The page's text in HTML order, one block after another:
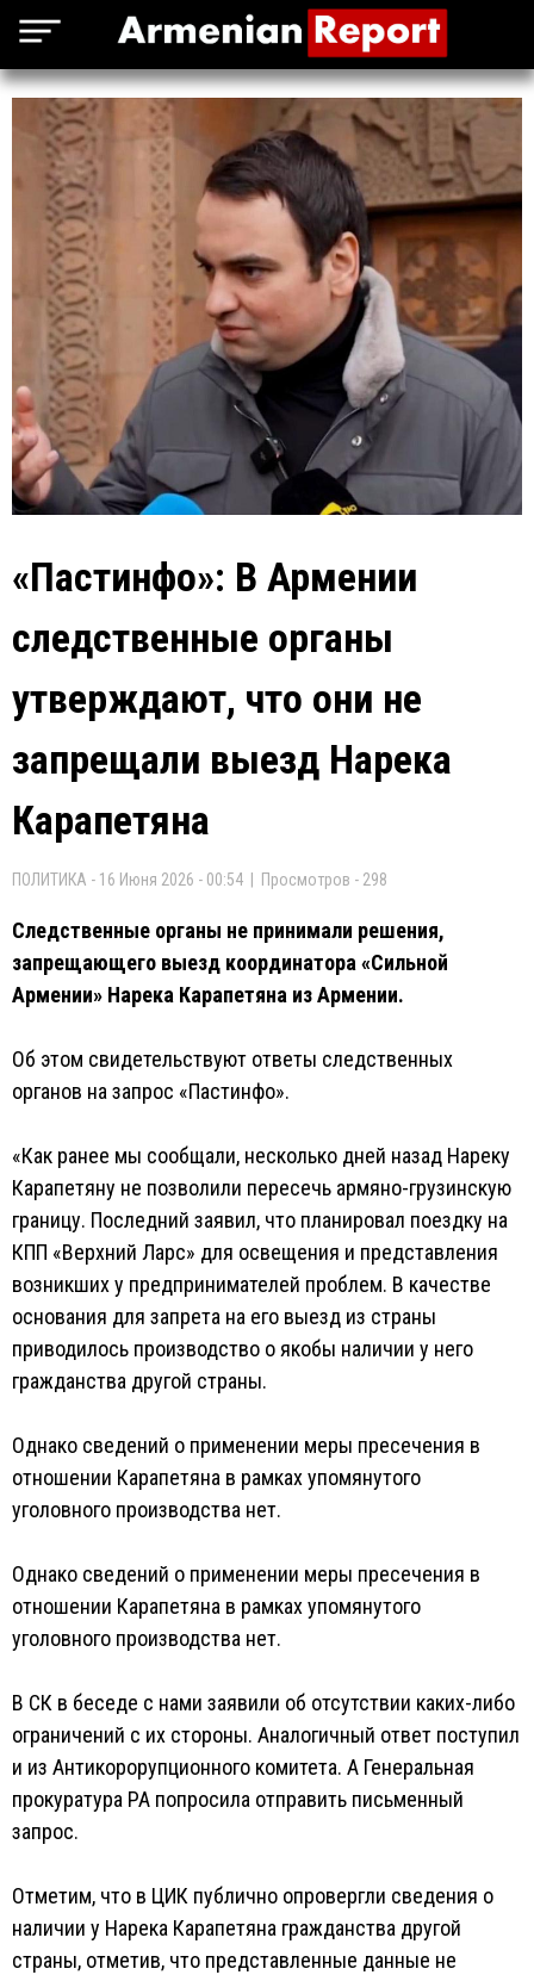
«Пастинфо»: В Армении
следственные органы
утверждают, что они не
запрещали выезд Нарека
Карапетяна
ПОЛИТИКА - 16 Июня 2026 - 00:54 | Просмотров - 298
Следственные органы не принимали решения,
запрещающего выезд координатора «Сильной
Армении» Нарека Карапетяна из Армении.
Об этом свидетельствуют ответы следственных
органов на запрос «Пастинфо».
«Как ранее мы сообщали, несколько дней назад Нареку
Карапетяну не позволили пересечь армяно-грузинскую
границу. Последний заявил, что планировал поездку на
КПП «Верхний Ларс» для освещения и представления
возникших у предпринимателей проблем. В качестве
основания для запрета на его выезд из страны
приводилось производство о якобы наличии у него
гражданства другой страны.
Однако сведений о применении меры пресечения в
отношении Карапетяна в рамках упомянутого
уголовного производства нет.
Однако сведений о применении меры пресечения в
отношении Карапетяна в рамках упомянутого
уголовного производства нет.
В СК в беседе с нами заявили об отсутствии каких-либо
ограничений с их стороны. Аналогичный ответ поступил
и из Антикорорупционного комитета. А Генеральная
прокуратура РА попросила отправить письменный
запрос.
Отметим, что в ЦИК публично опровергли сведения о
наличии у Нарека Карапетяна гражданства другой
страны, отметив, что представленные данные не